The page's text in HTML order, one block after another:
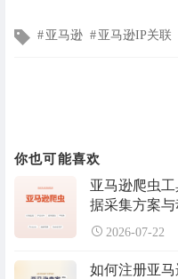
文 亚马逊 亚马逊IP关联
你也可能喜欢
亚马逊爬虫
据采集方案
2026-07-22
如何注册亚